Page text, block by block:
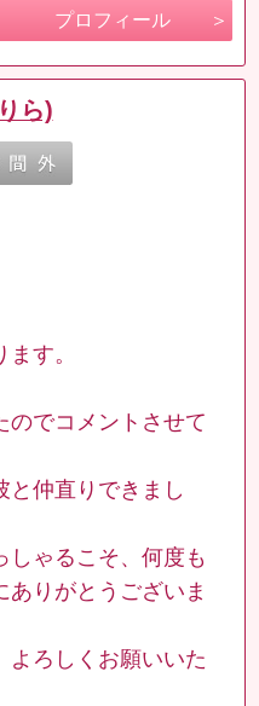
プロフィール
ら)
す。
のでコメントさせて
と仲直りできまし
しゃるこそ、何度も
りがとうございま
よろしくお願いいた